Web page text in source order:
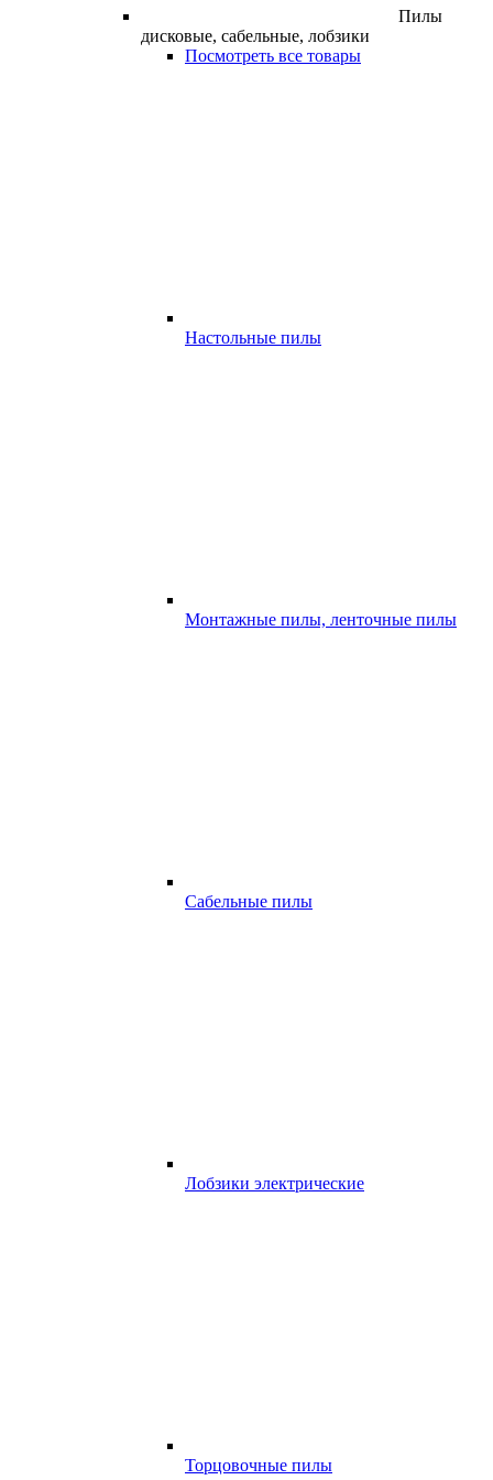
Пилы
дисковые, сабельные, лобзики
Посмотреть все товары
Настольные пилы
Монтажные пилы, ленточные пилы
Сабельные пилы
Лобзики электрические
Торцовочные пилы